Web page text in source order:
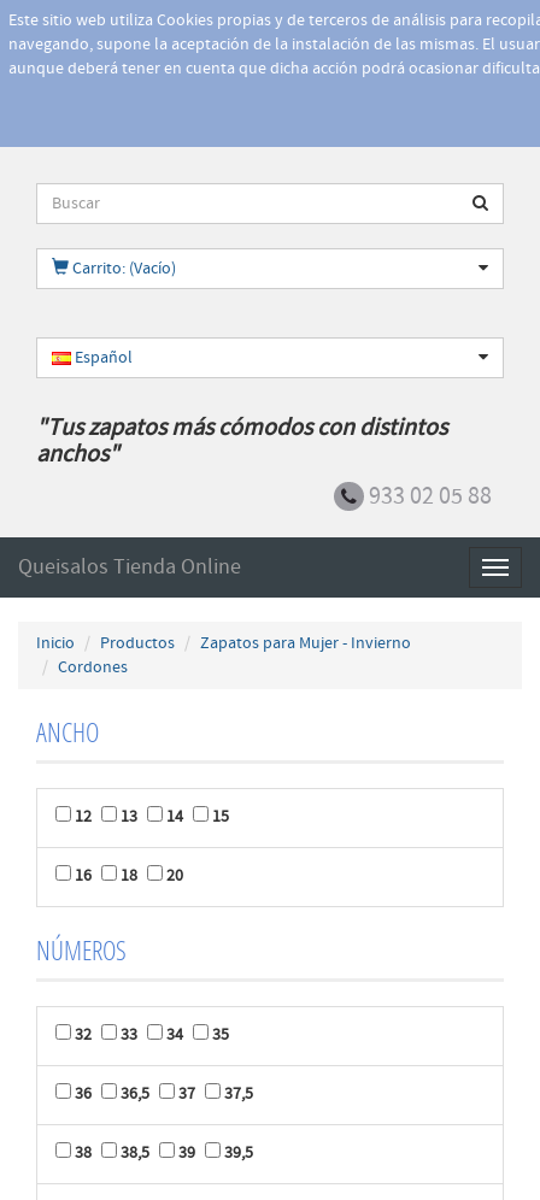
Este sitio web utiliza Cookies propias y de terceros de análisis para
navegando, supone la aceptación de la instalación de las mismas. El
aunque deberá tener en cuenta que dicha acción podrá ocasionar
Carrito: (Vacío)
Español
"Tus zapatos más cómodos con distintos
anchos"
933 02 05 88
Queisalos Tienda Online
Inicio Productos
Zapatos para Mujer - Invierno
Cordones
ANCHO
12 13 14 15
16 18 20
NÚMEROS
32 33 34 35
36 36,5 37 37,5
38 38,5 39 39,5